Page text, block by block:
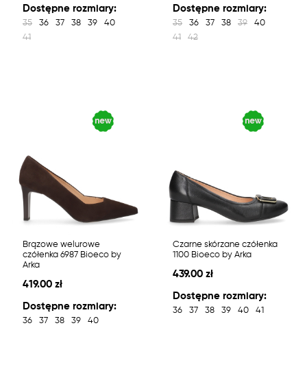
Dostępne rozmiary:
35 36 37 38 39
40
41
Dostępne rozmiary:
35 36 37 38 39
40
41
42
Brązowe welurowe
czółenka 6987 Bioeco by
Arka
419.00 zł
Dostępne rozmiary:
36 37 38 39 40
Czarne skórzane czółenka
1100 Bioeco by Arka
439.00 zł
Dostępne rozmiary:
36 37 38 39 40 41